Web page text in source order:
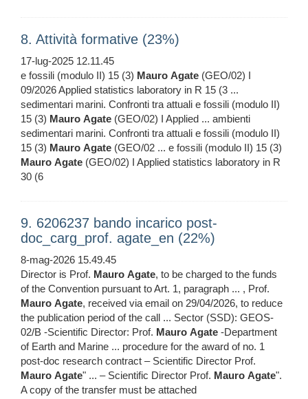
8. Attività formative (23%)
17-lug-2025 12.11.45
e fossili (modulo II) 15 (3) Mauro Agate (GEO/02) I
09/2026 Applied statistics laboratory in R 15 (3 ...
sedimentari marini. Confronti tra attuali e fossili (modulo II)
15 (3) Mauro Agate (GEO/02) I Applied ... ambienti
sedimentari marini. Confronti tra attuali e fossili (modulo II)
15 (3) Mauro Agate (GEO/02 ... e fossili (modulo II) 15 (3)
Mauro Agate (GEO/02) I Applied statistics laboratory in R
30 (6
9. 6206237 bando incarico post-
doc_carg_prof. agate_en (22%)
8-mag-2026 15.49.45
Director is Prof. Mauro Agate, to be charged to the funds
of the Convention pursuant to Art. 1, paragraph ... , Prof.
Mauro Agate, received via email on 29/04/2026, to reduce
the publication period of the call ... Sector (SSD): GEOS-
02/B -Scientific Director: Prof. Mauro Agate -Department
of Earth and Marine ... procedure for the award of no. 1
post-doc research contract – Scientific Director Prof.
Mauro Agate" ... – Scientific Director Prof. Mauro Agate".
A copy of the transfer must be attached